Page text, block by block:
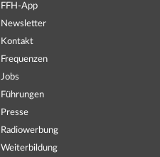
FFH-App
Newsletter
Kontakt
Frequenzen
Jobs
Führungen
Presse
Radiowerbung
Weiterbildung